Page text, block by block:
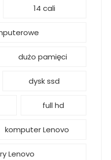
14 cali
dużo pamięci
dysk ssd
full hd
komputer Lenovo
Lenovo